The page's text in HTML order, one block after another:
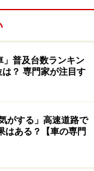
ペースのベーシッ
売れ行きNo.1だ
けれど装備内容
能を持つ横滑り防
キーなどを標準装
、20km/h以下な
(スマートキーや
場合、127万500
」普及台数ランキン
？ 専門家が注目す
がする」高速道路で
はある？【車の専門